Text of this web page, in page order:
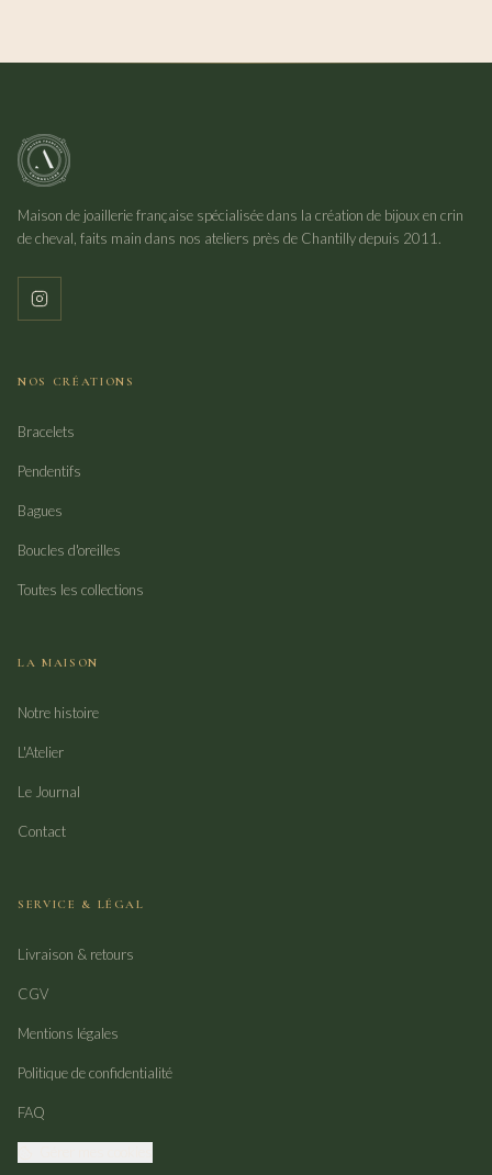
Maison de joaillerie française spécialisée dans la création de bijoux en crin
de cheval, faits main dans nos ateliers près de Chantilly depuis 2011.
NOS CRÉATIONS
Bracelets
Pendentifs
Bagues
Boucles d'oreilles
Toutes les collections
LA MAISON
Notre histoire
L'Atelier
Le Journal
Contact
SERVICE & LÉGAL
Livraison & retours
CGV
Mentions légales
Politique de confidentialité
FAQ